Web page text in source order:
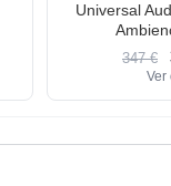
Universal
347 €
Ver